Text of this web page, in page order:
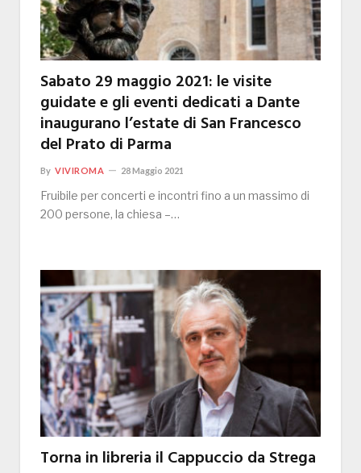
Sabato 29 maggio 2021: le visite
guidate e gli eventi dedicati a Dante
inaugurano l’estate di San Francesco
del Prato di Parma
By VIVIROMA 28 Maggio 2021
Fruibile per concerti e incontri fino a un massimo di
200 persone, la chiesa –…
Torna in libreria il Cappuccio da Strega